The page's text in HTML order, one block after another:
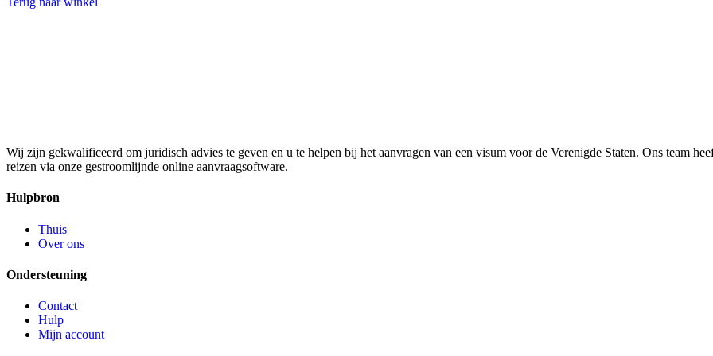
Wij zijn gekwalificeerd om juridisch advies te geven en u te helpen bij het aanvragen van een visum voor de Verenigde Staten. Ons team
reizen via onze gestroomlijnde online aanvraagsoftware.
Hulpbron
Thuis
Over ons
Ondersteuning
Contact
Hulp
Mijn account